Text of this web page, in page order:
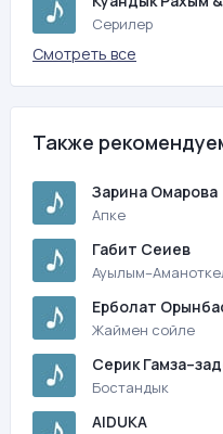
Серилер
Смотреть все
Также
Зарина Омарова
Апке
Габит Сеиев
Ерболат
Жаймен сойле
Серик
Бостандык
AIDUKA